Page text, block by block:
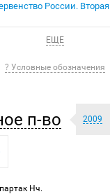
России. Вторая
ЕЩЕ
? Условные обозначения
п-во 2009
Нч.